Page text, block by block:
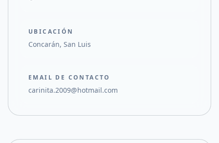
UBICACIÓN
Concarán, San Luis
EMAIL DE CONTACTO
carinita.2009@hotmail.com